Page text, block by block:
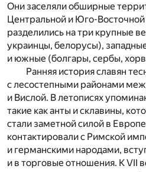
Они заселяли обширные
Центральной и Юго-
разделились на три крупные
украинцы, белорусы),
и южные (болгары, сербы,
Ранняя история славян
с лесостепными районами
и Вислой. В летописях
такие как анты и склавины,
стали заметной силой в
контактировали с Римской
и германскими народами,
и в торговые отношения. К VII